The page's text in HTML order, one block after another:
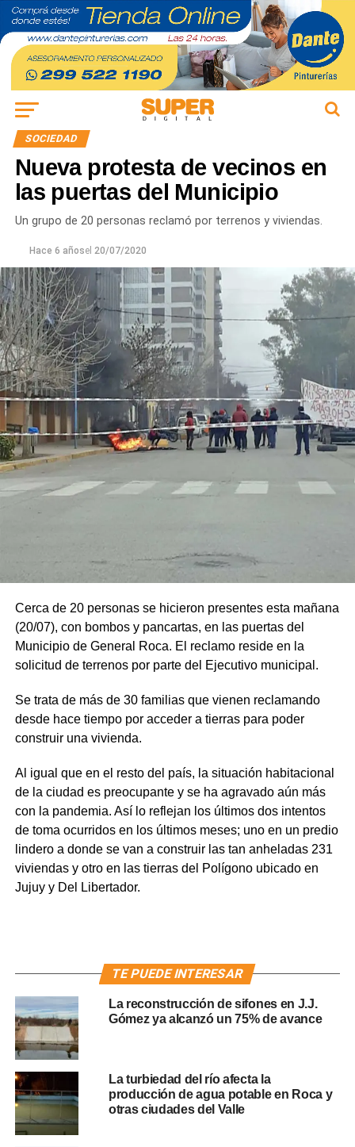
SOCIEDAD
Nueva protesta de vecinos en
las puertas del Municipio
Un grupo de 20 personas reclamó por terrenos y viviendas.
Hace 6 añosel 20/07/2020
Cerca de 20 personas se hicieron presentes esta mañana
(20/07), con bombos y pancartas, en las puertas del
Municipio de General Roca. El reclamo reside en la
solicitud de terrenos por parte del Ejecutivo municipal.
Se trata de más de 30 familias que vienen reclamando
desde hace tiempo por acceder a tierras para poder
construir una vivienda.
Al igual que en el resto del país, la situación habitacional
de la ciudad es preocupante y se ha agravado aún más
con la pandemia. Así lo reflejan los últimos dos intentos
de toma ocurridos en los últimos meses; uno en un predio
lindero a donde se van a construir las tan anheladas 231
viviendas y otro en las tierras del Polígono ubicado en
Jujuy y Del Libertador.
TE PUEDE INTERESAR
La reconstrucción de sifones en J.J.
Gómez ya alcanzó un 75% de avance
La turbiedad del río afecta la
producción de agua potable en Roca y
otras ciudades del Valle